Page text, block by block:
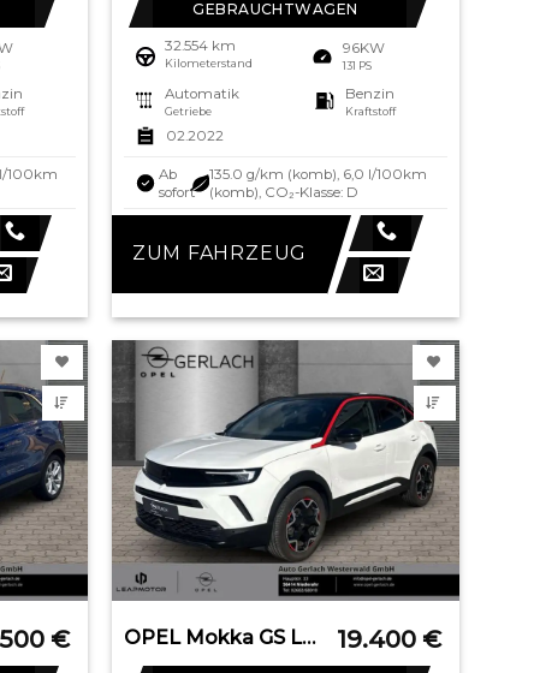
100km
GEBRAUCHTWAGEN
32.554 km
Kilometerstand
96KW
131 PS
Automatik
Getriebe
Benzin
Kraftstoff
02.2022
Ab
sofort
135.0 g/km (komb), 6,0 l/100km
(komb), CO₂-Klasse: D
ZUM FAHRZEUG
€ OPEL Mokka GS Line Navi Digitales Cockpit LED Apple C 19.400 €